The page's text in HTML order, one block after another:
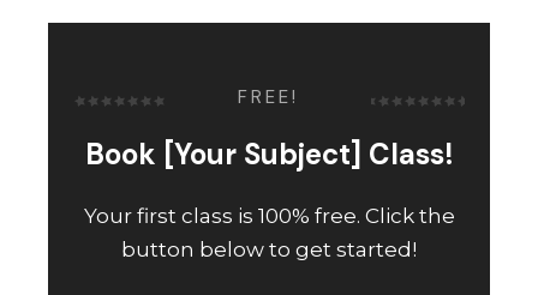
FREE!
Book [Your Subject] Class!
Your first class is 100% free. Click the
button below to get started!